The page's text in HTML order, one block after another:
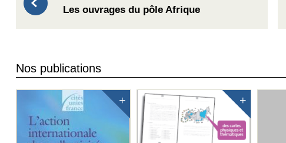
Les ouvrages du pôle Afrique
Nos publications